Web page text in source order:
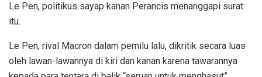
Le Pen, politikus sayap kanan Perancis menanggapi surat
itu.
Le Pen, rival Macron dalam pemilu lalu, dikritik secara luas
oleh lawan-lawannya di kiri dan kanan karena tawarannya